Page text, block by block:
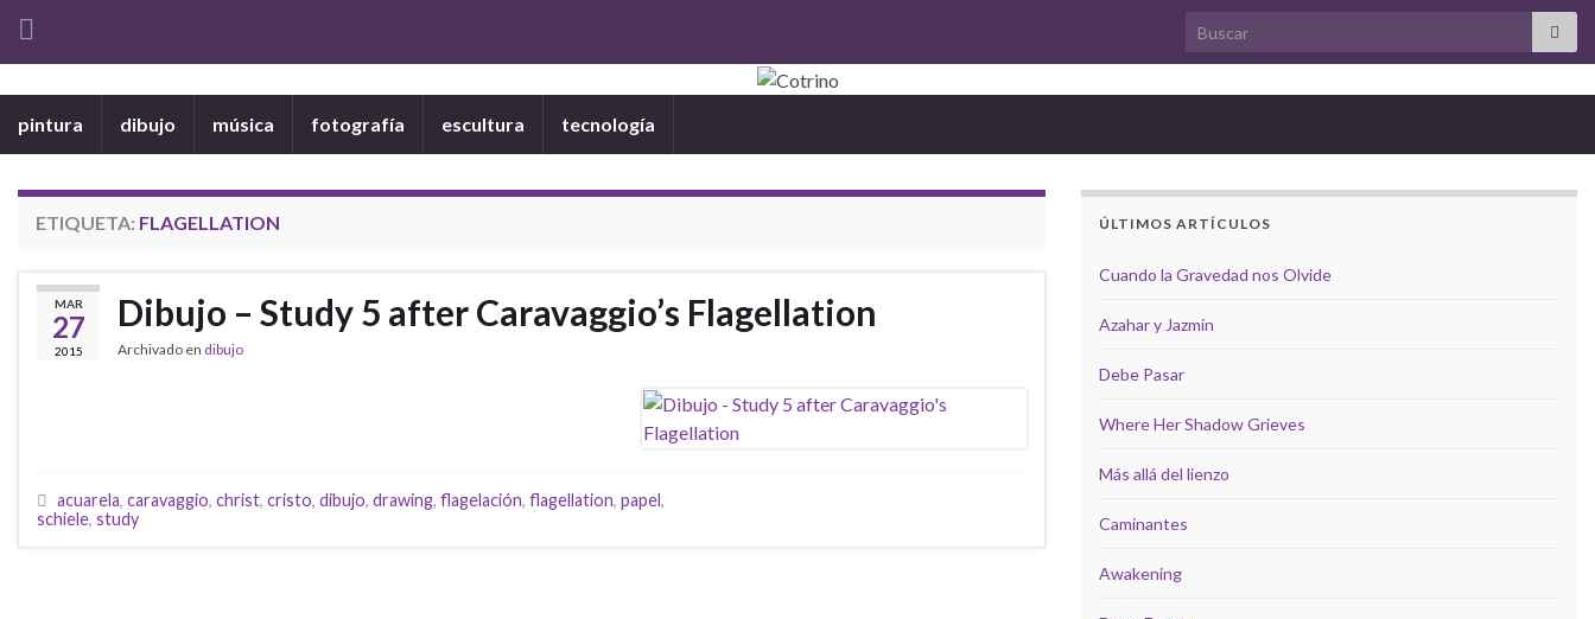
Search for:
pintura dibujo música fotografía escultura tecnología
ETIQUETA: FLAGELLATION
MAR
27
2015
Dibujo – Study 5 after Caravaggio’s Flagellation
Archivado en dibujo
acuarela, caravaggio, christ, cristo, dibujo, drawing, flagelación, flagellation, papel,
schiele, study
ÚLTIMOS ARTÍCULOS
Cuando la Gravedad nos Olvide
Azahar y Jazmín
Debe Pasar
Where Her Shadow Grieves
Más allá del lienzo
Caminantes
Awakening